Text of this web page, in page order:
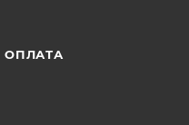
ОПЛАТА